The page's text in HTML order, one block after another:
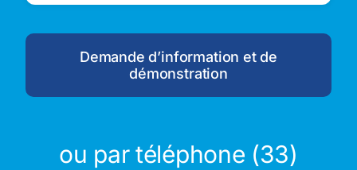
Demande d’information et de
démonstration
ou par téléphone (33)